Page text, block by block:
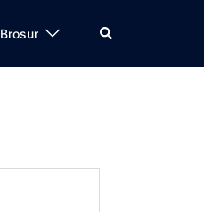
Brosur Cari